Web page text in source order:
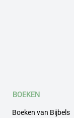
BOEKEN
Boeken van Bijbels